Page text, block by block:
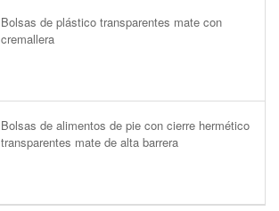
Bolsas de plástico transparentes mate con
cremallera
Bolsas de alimentos de pie con cierre hermético
transparentes mate de alta barrera